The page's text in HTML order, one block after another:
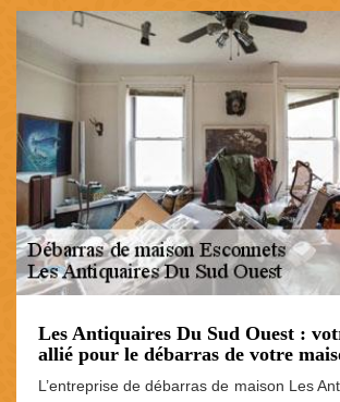
Les Antiquaires Du Sud Ouest :
allié pour le débarras de votre
L’entreprise de débarras de maison Les